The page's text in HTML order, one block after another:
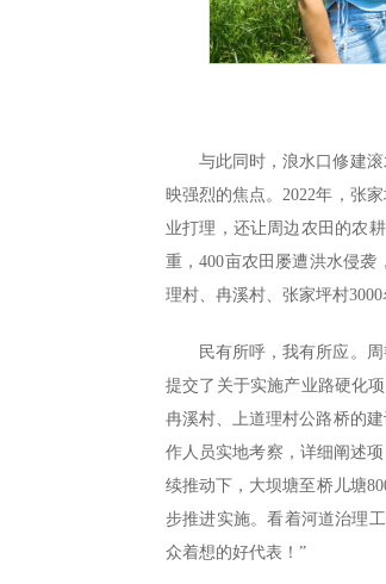
与此同时，浪水口修建
映强烈的焦点。2022年，张
业打理，还让周边农田的农
重，400亩农田屡遭洪水侵袭
理村、冉溪村、张家坪村
民有所呼，我有所应。
提交了关于实施产业路硬化
冉溪村、上道理村公路桥的
作人员实地考察，详细阐述
续推动下，大坝塘至桥儿塘
步推进实施。看着河道治理
众着想的好代表！”